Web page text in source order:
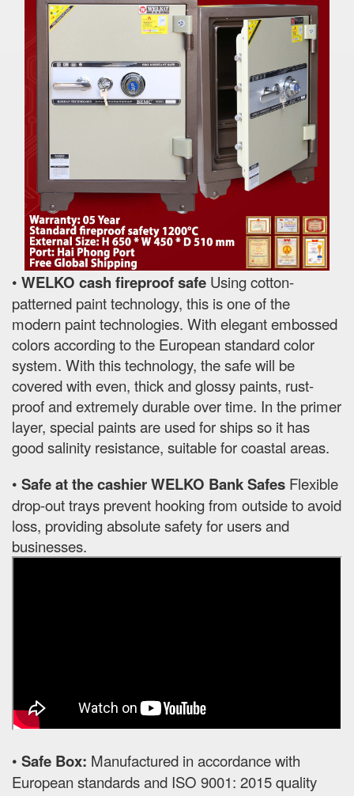
• WELKO cash fireproof safe Using cotton-
patterned paint technology, this is one of the
modern paint technologies. With elegant embossed
colors according to the European standard color
system. With this technology, the safe will be
covered with even, thick and glossy paints, rust-
proof and extremely durable over time. In the primer
layer, special paints are used for ships so it has
good salinity resistance, suitable for coastal areas.
• Safe at the cashier WELKO Bank Safes Flexible
drop-out trays prevent hooking from outside to avoid
loss, providing absolute safety for users and
businesses.
• Safe Box: Manufactured in accordance with
European standards and ISO 9001: 2015 quality